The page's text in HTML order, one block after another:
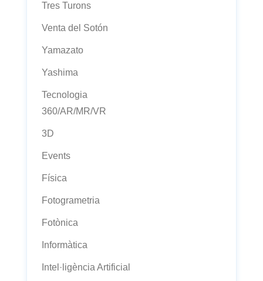
Tres Turons
Venta del Sotón
Yamazato
Yashima
Tecnologia
360/AR/MR/VR
3D
Events
Física
Fotogrametria
Fotònica
Informàtica
Intel·ligència Artificial